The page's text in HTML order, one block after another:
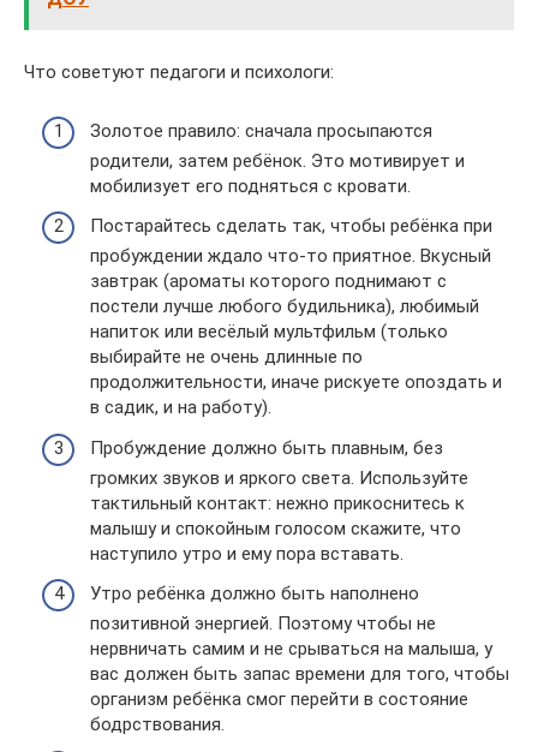
Что советуют педагоги и психологи:
Золотое правило: сначала просыпаются
родители, затем ребёнок. Это мотивирует и
мобилизует его подняться с кровати.
Постарайтесь сделать так, чтобы ребёнка при
пробуждении ждало что-то приятное. Вкусный
завтрак (ароматы которого поднимают с
постели лучше любого будильника), любимый
напиток или весёлый мультфильм (только
выбирайте не очень длинные по
продолжительности, иначе рискуете опоздать и
в садик, и на работу).
Пробуждение должно быть плавным, без
громких звуков и яркого света. Используйте
тактильный контакт: нежно прикоснитесь к
малышу и спокойным голосом скажите, что
наступило утро и ему пора вставать.
Утро ребёнка должно быть наполнено
позитивной энергией. Поэтому чтобы не
нервничать самим и не срываться на малыша, у
вас должен быть запас времени для того, чтобы
организм ребёнка смог перейти в состояние
бодрствования.